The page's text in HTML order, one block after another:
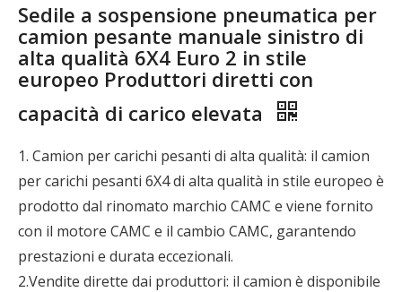
Sedile a sospensione pneumatica per
camion pesante manuale sinistro di
alta qualità 6X4 Euro 2 in stile
europeo Produttori diretti con
capacità di carico elevata
1. Camion per carichi pesanti di alta qualità: il camion
per carichi pesanti 6X4 di alta qualità in stile europeo è
prodotto dal rinomato marchio CAMC e viene fornito
con il motore CAMC e il cambio CAMC, garantendo
prestazioni e durata eccezionali.
2.Vendite dirette dai produttori: il camion è disponibile